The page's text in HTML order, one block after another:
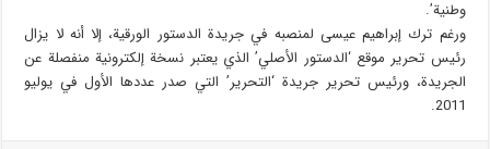
وطنية’.
ورغم ترك إبراهيم عيسى لمنصبه في جريدة الدستور الورقية، إلا أنه لا يزال
رئيس تحرير موقع ‘الدستور الأصلي’ الذي يعتبر نسخة إلكترونية منفصلة عن
الجريدة، ورئيس تحرير جريدة ‘التحرير’ التي صدر عددها الأول في يوليو
2011.